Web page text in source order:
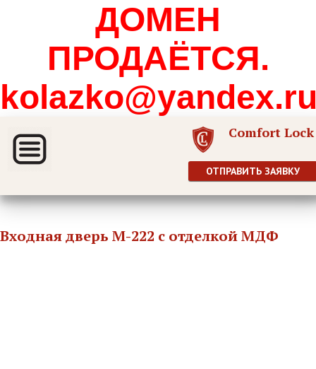
ДОМЕН
ПРОДАЁТСЯ.
Comfort Lock
ОТПРАВИТЬ ЗАЯВКУ
Входная дверь М-222 с отделкой МДФ